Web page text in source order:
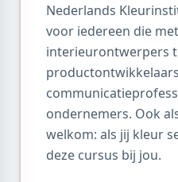
Nederlands
voor iedereen die
interieurontwerpers
ondernemers. Ook
welkom: als jij kleur
deze cursus bij jou.